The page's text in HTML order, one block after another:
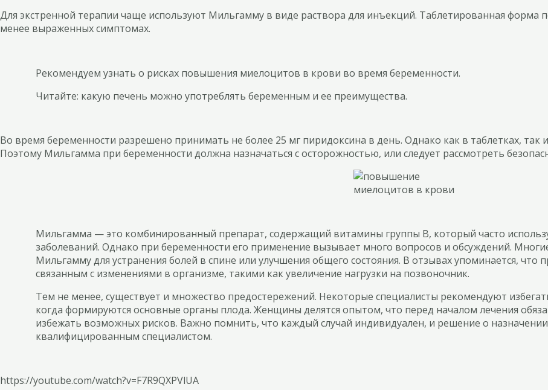
Для экстренной терапии чаще используют Мильгамму в виде раствора для инъекций. Таблетированная
менее выраженных симптомах.
Рекомендуем узнать о рисках повышения миелоцитов в крови во время беременности.
Читайте: какую печень можно употреблять беременным и ее преимущества.
Во время беременности разрешено принимать не более 25 мг пиридоксина в день. Однако как в таблетках, так
Поэтому Мильгамма при беременности должна назначаться с осторожностью, или следует рассмотреть
Мильгамма — это комбинированный препарат, содержащий витамины группы B, который часто
заболеваний. Однако при беременности его применение вызывает много вопросов и обсуждений.
Мильгамму для устранения болей в спине или улучшения общего состояния. В отзывах упоминается, что
связанным с изменениями в организме, такими как увеличение нагрузки на позвоночник.
Тем не менее, существует и множество предостережений. Некоторые специалисты рекомендуют
когда формируются основные органы плода. Женщины делятся опытом, что перед началом лечения
избежать возможных рисков. Важно помнить, что каждый случай индивидуален, и решение о
квалифицированным специалистом.
https://youtube.com/watch?v=F7R9QXPVlUA